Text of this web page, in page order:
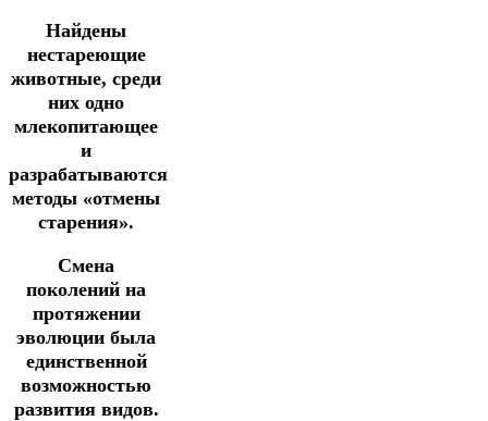
Найдены
нестареющие
животные, среди
них одно
млекопитающее
и
разрабатываются
методы «отмены
старения».
Смена
поколений на
протяжении
эволюции была
единственной
возможностью
развития видов.